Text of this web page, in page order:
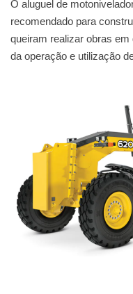
O aluguel de
recomendado para
queiram realizar obras
da operação e utilização